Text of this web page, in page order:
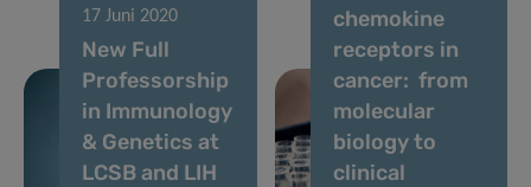
17 Juni 2020
New Full
Professorship
in Immunology
& Genetics at
LCSB and LIH
chemokine
receptors in
cancer: from
molecular
biology to
clinical